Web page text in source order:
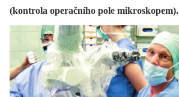
(kontrola operačního pole mikroskopem).